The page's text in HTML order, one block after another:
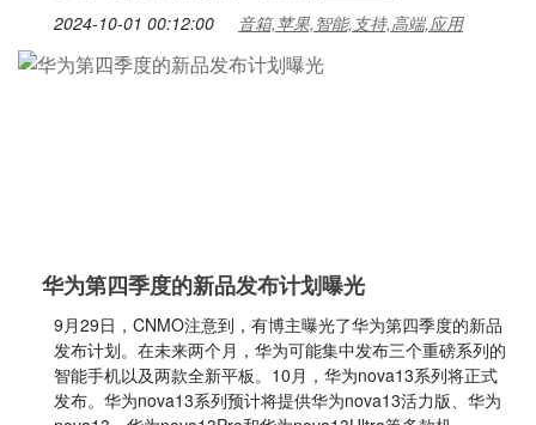
2024-10-01 00:12:00 音箱,苹果,智能,支持,高端,应用
华为第四季度的新品发布计划曝光
9月29日，CNMO注意到，有博主曝光了华为第四季度的新品
发布计划。在未来两个月，华为可能集中发布三个重磅系列的
智能手机以及两款全新平板。10月，华为nova13系列将正式
发布。华为nova13系列预计将提供华为nova13活力版、华为